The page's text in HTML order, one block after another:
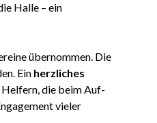
Halle – ein
übernommen. Die
Ein herzliches
die beim Auf-
vieler